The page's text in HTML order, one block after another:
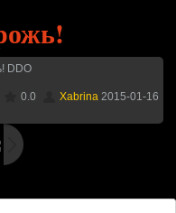
0.0 Xabrina 2015-01-16